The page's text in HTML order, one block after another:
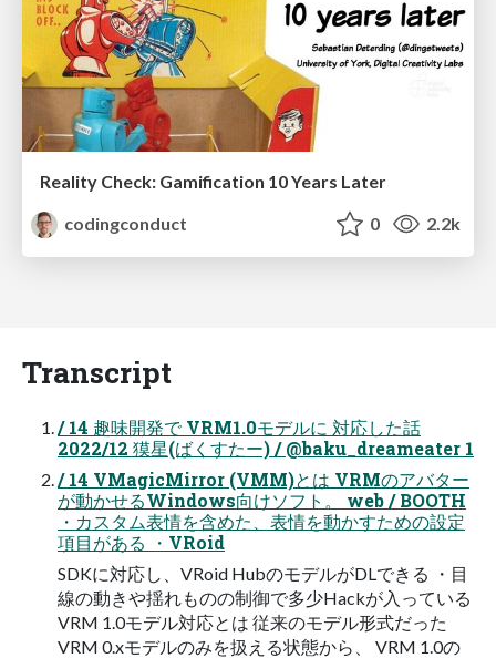
Reality Check: Gamification 10 Years Later
codingconduct
0 2.2k
Transcript
/ 14 趣味開発で VRM1.0モデルに 対応した話
2022/12 獏星(ばくすたー) / @baku_dreameater 1
/ 14 VMagicMirror (VMM)とは VRMのアバター
が動かせるWindows向けソフト。 web / BOOTH
・カスタム表情を含めた、表情を動かすための設定
項目がある ・VRoid
SDKに対応し、VRoid HubのモデルがDLできる ・目
線の動きや揺れものの制御で多少Hackが入っている
VRM 1.0モデル対応とは 従来のモデル形式だった
VRM 0.xモデルのみを扱える状態から、 VRM 1.0の